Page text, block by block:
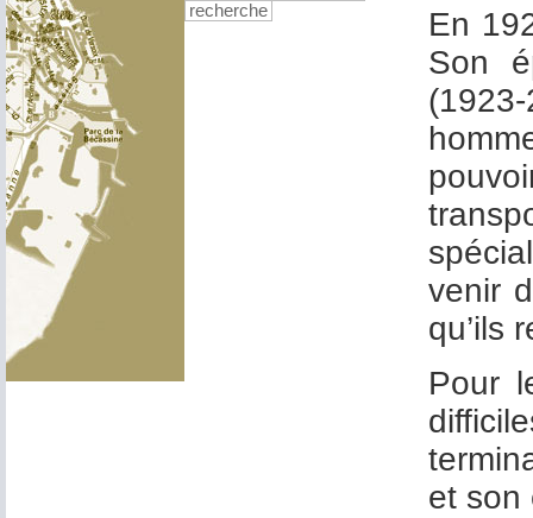
recherche
En
Son
venir
qu’ils
Pour
et son